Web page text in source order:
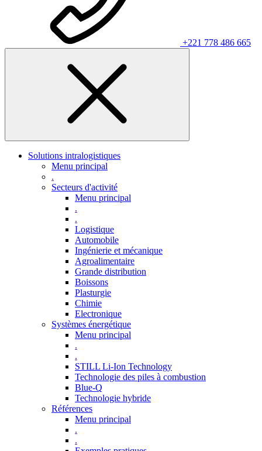
+221 778 486 665
Solutions intralogistiques
Menu principal
.
Secteurs d'activité
Menu principal
.
.
Logistique
Automobile
Ingénierie et mécanique
Agroalimentaire
Grande distribution
Boissons
Plasturgie
Chimie
Electronique
Systèmes énergétique
Menu principal
.
.
STILL Li-Ion Technology
Technologie des piles à combustion
Blue-Q
Technologie hybride
Références
Menu principal
.
.